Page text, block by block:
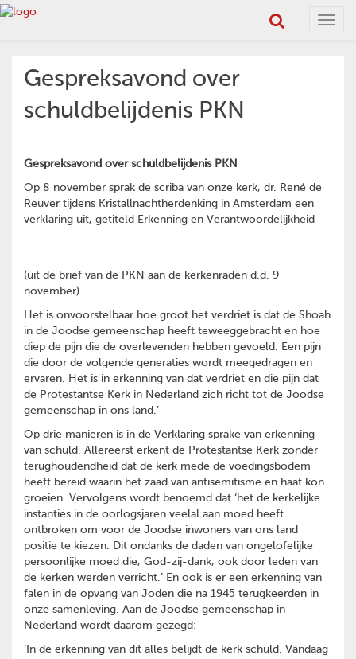
Gespreksavond over
schuldbelijdenis PKN
Gespreksavond over schuldbelijdenis PKN
Op 8 november sprak de scriba van onze kerk, dr. René de
Reuver tijdens Kristallnachtherdenking in Amsterdam een
verklaring uit, getiteld Erkenning en Verantwoordelijkheid
(uit de brief van de PKN aan de kerkenraden d.d. 9
november)
Het is onvoorstelbaar hoe groot het verdriet is dat de Shoah
in de Joodse gemeenschap heeft teweeggebracht en hoe
diep de pijn die de overlevenden hebben gevoeld. Een pijn
die door de volgende generaties wordt meegedragen en
ervaren. Het is in erkenning van dat verdriet en die pijn dat
de Protestantse Kerk in Nederland zich richt tot de Joodse
gemeenschap in ons land.’
Op drie manieren is in de Verklaring sprake van erkenning
van schuld. Allereerst erkent de Protestantse Kerk zonder
terughoudendheid dat de kerk mede de voedingsbodem
heeft bereid waarin het zaad van antisemitisme en haat kon
groeien. Vervolgens wordt benoemd dat ‘het de kerkelijke
instanties in de oorlogsjaren veelal aan moed heeft
ontbroken om voor de Joodse inwoners van ons land
positie te kiezen. Dit ondanks de daden van ongelofelijke
persoonlijke moed die, God-zij-dank, ook door leden van
de kerken werden verricht.’ En ook is er een erkenning van
falen in de opvang van Joden die na 1945 terugkeerden in
onze samenleving. Aan de Joodse gemeenschap in
Nederland wordt daarom gezegd:
‘In de erkenning van dit alles belijdt de kerk schuld. Vandaag